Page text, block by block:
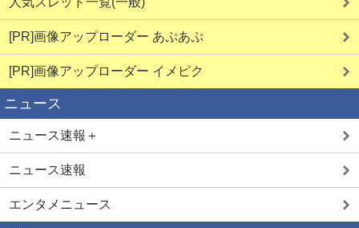
[PR]画像アップローダー あぷあぷ
[PR]画像アップローダー イメピク
ニュース
ニュース速報＋
ニュース速報
エンタメニュース